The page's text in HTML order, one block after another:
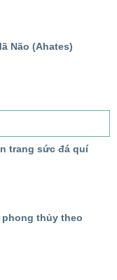
Não (Ahates)
trang sức đá quí
thủy theo